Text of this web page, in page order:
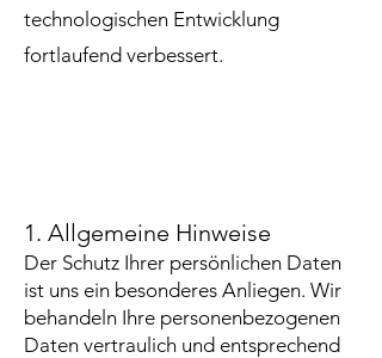
technologischen Entwicklung
fortlaufend verbessert.
1. Allgemeine Hinweise
Der Schutz Ihrer persönlichen Daten
ist uns ein besonderes Anliegen. Wir
behandeln Ihre personenbezogenen
Daten vertraulich und entsprechend